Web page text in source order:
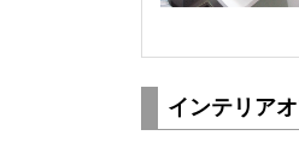
インテリア